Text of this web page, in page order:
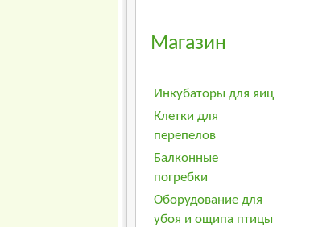
Магазин
Инкубаторы для яиц
Клетки для
перепелов
Балконные
погребки
Оборудование для
убоя и ощипа птицы